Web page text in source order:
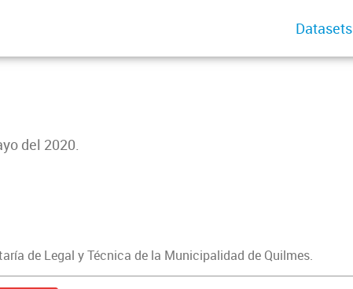
Datasets
del 2020.
de Legal y Técnica de la Municipalidad de Quilmes.